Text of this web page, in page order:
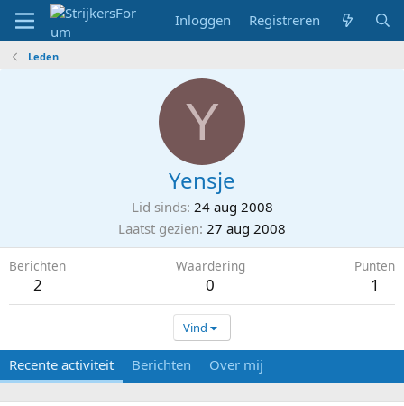
Inloggen Registreren
Leden
Y
Yensje
Lid sinds 24 aug 2008
Laatst gezien 27 aug 2008
Berichten
2
Waardering
0
Punten
1
Vind
Recente activiteit Berichten Over mij